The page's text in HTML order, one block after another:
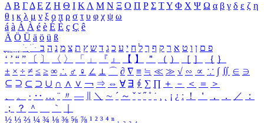
Α Β ΓΔ Ε Ζ Η Θ Ι ΚΛ Μ Ν Ξ Ο Π Ρ Σ ΤΥ Φ Χ Ψ Ω α β γ δ ε ζ η
θ ι κ λ μ ν ξ ο π ρ σ τ υ φ χ ψ ω
á à Á À é è É È ç Ç ê
Ä Ö Ü ä ö ü ß
ִֶֹ ֻּ ׁׂ פ ם ן ו ט א ר ק ף ך ל ח י ע כ ג ד ש ץ ת צ מ נ ה ב
‘ ’ “ ” 〔 〕 〈 〉 「 」 『 』 【 】 ＂ （ ） ［ ］ ｛ ｝
± × ÷ ≠ ≤ ≥ ∞ ∴ ♂ ♀ ∠ ⊥ ⌒ ∂ ∇ ≡ ≒ ≪ ≫ √ ∽ ∝ ∵ ∫ ∬ ∈ ∋
⊆ ⊇ ⊂ ⊃ ∪ ∩ ∧ ∨ ￢ ⇒ ⇔ ∀ ∃ ∮ ∑ ∏ ＋ － ＜ ＝
＞
、
。 · ‥ … ¨ 〃 ― ＼ ∼ ´ ～ ˇ ˘ ˝ ˚ ˙ ¸ ¡ ¿ ː ！ ＇ ， ． ／
：
；
？ ＾ ｀
½ ⅓ ⅔ ¼ ¾ ⅛ ⅜ ⅝ ⅞ ¹ ² ³ ⁴ ⁿ ₁ ₂ ₃ ₄